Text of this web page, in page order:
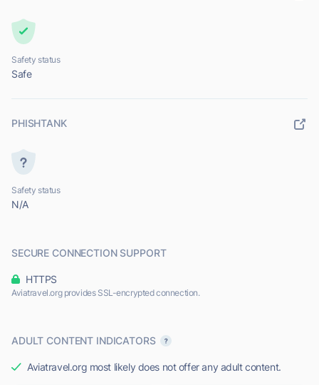
Safety status
Safe
PHISHTANK
Safety status
N/A
SECURE CONNECTION SUPPORT
HTTPS
Aviatravel.org provides SSL-encrypted connection.
ADULT CONTENT INDICATORS
Aviatravel.org most likely does not offer any adult content.